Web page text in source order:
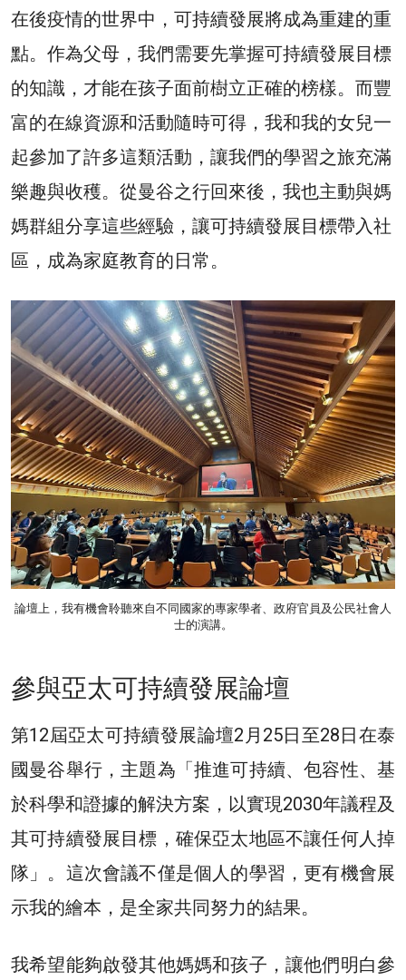
在後疫情的世界中，可持續發展將成為重建的重
點。作為父母，我們需要先掌握可持續發展目標
的知識，才能在孩子面前樹立正確的榜樣。而豐
富的在線資源和活動隨時可得，我和我的女兒一
起參加了許多這類活動，讓我們的學習之旅充滿
樂趣與收穫。從曼谷之行回來後，我也主動與媽
媽群組分享這些經驗，讓可持續發展目標帶入社
區，成為家庭教育的日常。
論壇上，我有機會聆聽來自不同國家的專家學者、政府官員及公民社會人
士的演講。
參與亞太可持續發展論壇
第12屆亞太可持續發展論壇2月25日至28日在泰
國曼谷舉行，主題為「推進可持續、包容性、基
於科學和證據的解決方案，以實現2030年議程及
其可持續發展目標，確保亞太地區不讓任何人掉
隊」。這次會議不僅是個人的學習，更有機會展
示我的繪本，是全家共同努力的結果。
我希望能夠啟發其他媽媽和孩子，讓他們明白參